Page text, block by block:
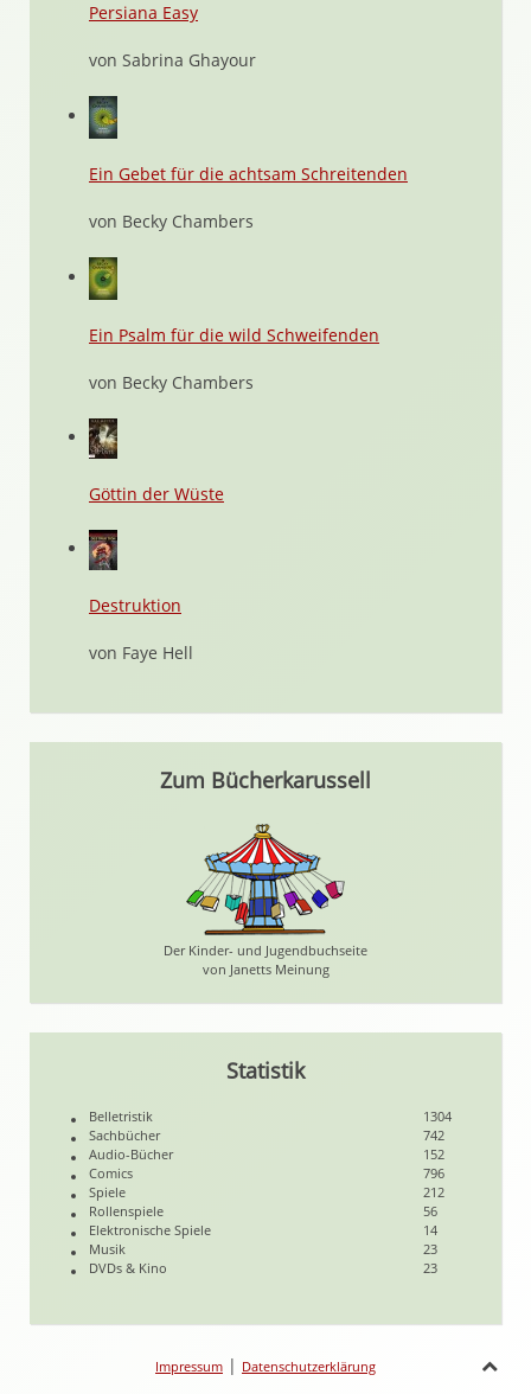
Persiana Easy
von Sabrina Ghayour
Ein Gebet für die achtsam Schreitenden
von Becky Chambers
Ein Psalm für die wild Schweifenden
von Becky Chambers
Göttin der Wüste
Destruktion
von Faye Hell
Zum Bücherkarussell
Der Kinder- und Jugendbuchseite
von Janetts Meinung
Statistik
Belletristik
1304
Sachbücher
742
Audio-Bücher
152
Comics
796
Spiele
212
Rollenspiele
56
Elektronische Spiele
14
Musik
23
DVDs & Kino
23
Impressum | Datenschutzerklärung